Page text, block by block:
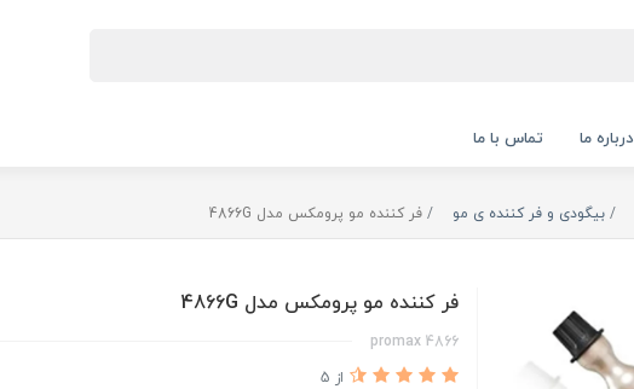
درباره ما تماس با ما
بیگودی و فر کننده ی مو فر کننده مو پرومکس مدل 4866G
فر کننده مو پرومکس مدل 4866G
4866 promax
از 5